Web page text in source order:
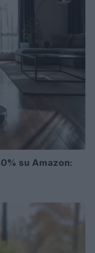
su Amazon: